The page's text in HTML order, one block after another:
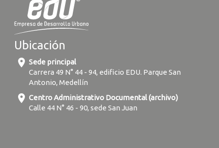
Ubicación
location_on Sede principal
Carrera 49 N° 44 - 94, edificio EDU. Parque San
Antonio, Medellín
location_on Centro Administrativo Documental (archivo)
Calle 44 N° 46 - 90, sede San Juan